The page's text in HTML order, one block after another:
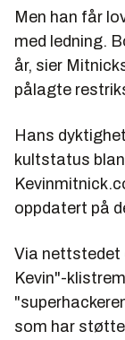
Men han får
med ledning.
år, sier
pålagte
Hans
kultstatus
oppdatert på
Via nettstedet
Kevin"-
som har